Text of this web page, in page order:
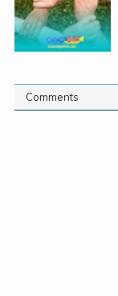
Comments